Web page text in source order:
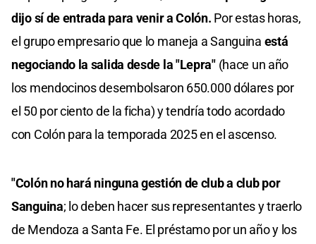
dijo sí de entrada para venir a Colón. Por estas horas,
el grupo empresario que lo maneja a Sanguina está
negociando la salida desde la "Lepra"(hace un año
los mendocinos desembolsaron 650.000 dólares por
el 50 por ciento de la ficha) y tendría todo acordado
con Colón para la temporada 2025 en el ascenso.
"Colón no hará ninguna gestión de club a club por
Sanguina; lo deben hacer sus representantes y traerlo
de Mendoza a Santa Fe. El préstamo por un año y los